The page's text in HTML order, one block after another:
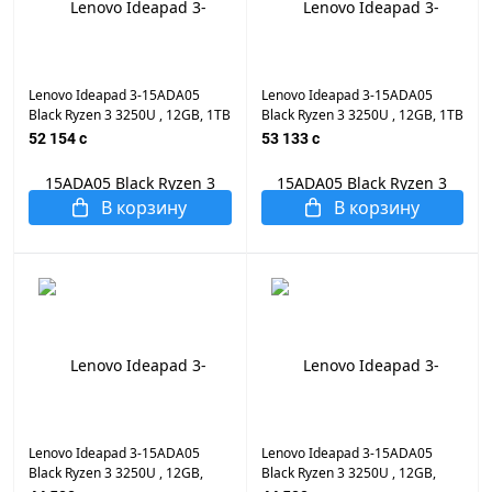
Lenovo Ideapad 3-15ADA05
Black Ryzen 3 3250U , 12GB, 1TB
HDD + 512GB M.2 NVMe PCIe,
LED, WiFi, BT, Cam, DOS, Eng-
Rus Заводская Клавиатура
52 154 c
В корзину
Lenovo Ideapad 3-15ADA05
Black Ryzen 3 3250U , 12GB, 1TB
M.2 NVMe PCIe, AMD Radeon RX
DOS, Eng-Rus Заводская
Клавиатура
53 133 c
В корзину
Lenovo Ideapad 3-15ADA05
Black Ryzen 3 3250U , 12GB,
Lenovo Ideapad 3-15ADA05
Black Ryzen 3 3250U , 12GB,